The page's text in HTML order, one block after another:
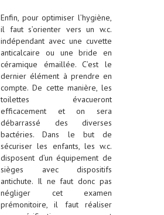
Enfin, pour optimiser l’hygiène,
il faut s’orienter vers un w.c.
indépendant avec une cuvette
anticalcaire ou une bride en
céramique émaillée. C’est le
dernier élément à prendre en
compte. De cette manière, les
toilettes évacueront
efficacement et on sera
débarrassé des diverses
bactéries. Dans le but de
sécuriser les enfants, les w.c.
disposent d’un équipement de
sièges avec dispositifs
antichute. Il ne faut donc pas
négliger cet examen
prémonitoire, il faut réaliser